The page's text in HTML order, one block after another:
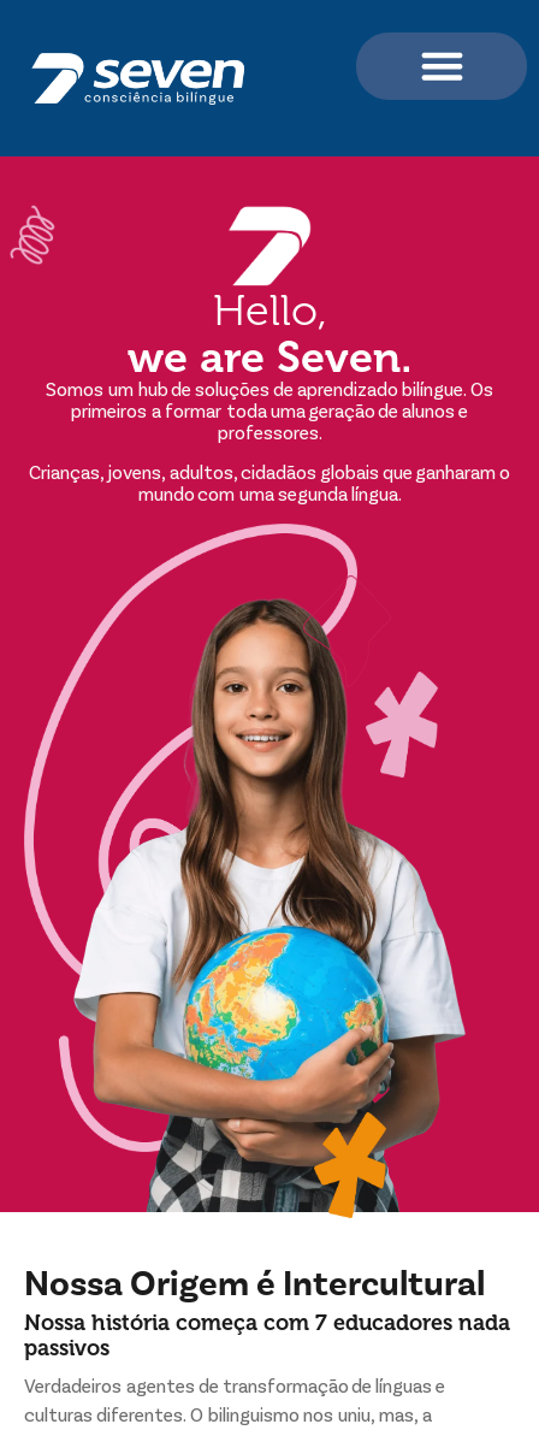
Hello,
we are Seven.
Somos um hub de soluções de aprendizado bilíngue. Os
primeiros a formar toda uma geração de alunos e
professores.
Crianças, jovens, adultos, cidadãos globais que ganharam o
mundo com uma segunda língua.
Nossa Origem é Intercultural
Nossa história começa com 7 educadores nada
passivos
Verdadeiros agentes de transformação de línguas e
culturas diferentes. O bilinguismo nos uniu, mas, a